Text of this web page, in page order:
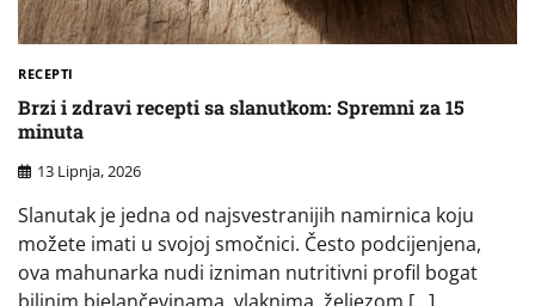
RECEPTI
Brzi i zdravi recepti sa slanutkom: Spremni za 15
minuta
13 Lipnja, 2026
Slanutak je jedna od najsvestranijih namirnica koju
možete imati u svojoj smočnici. Često podcijenjena,
ova mahunarka nudi izniman nutritivni profil bogat